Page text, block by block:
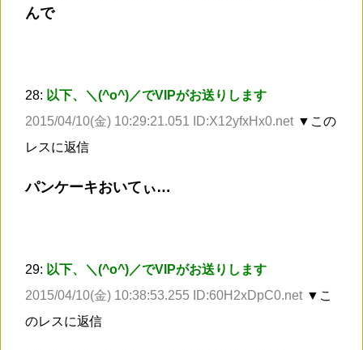
んで
28: 以下、＼(^o^)／でVIPがお送りします
2015/04/10(金) 10:29:21.051 ID:X12yfxHx0.net ▼この
レスに返信
パンケーキおいてぃ…
29: 以下、＼(^o^)／でVIPがお送りします
2015/04/10(金) 10:38:53.255 ID:60H2xDpC0.net ▼こ
のレスに返信